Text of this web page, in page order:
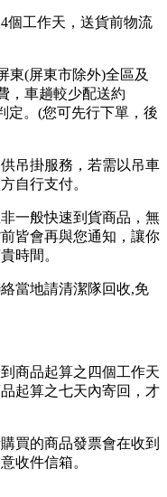
個工作天，送貨前物流
東(屏東市除外)全區及
，車趟較少配送約
定。(您可先行下單，後
吊掛服務，若需以吊車
自行支付。
一般快速到貨商品，無
皆會再與您通知，讓你
時間。
當地請清潔隊回收,免
商品起算之四個工作天
起算之七天內寄回，才
買的商品發票會在收到
收件信箱。